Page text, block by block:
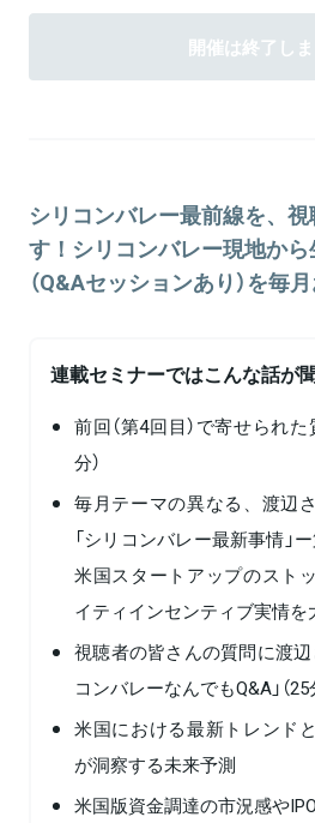
探索・関係づくりや、日米ベンチャー
京大学工学部学士、Stanford大学MBA
式会社にインターンとして約1年半在籍
2010年、株式会社ディー・エヌ・エー
関連情報をみる
開催は終了し
シリコンバレー最前線を、
す！シリコンバレー現地か
（Q&Aセッションあり）を毎
連載セミナーではこんな話が
前回（第4回目）で寄せられ
分）
毎月テーマの異なる、渡辺
「シリコンバレー最新事情」
米国スタートアップのスト
イティインセンティブ実情を
視聴者の皆さんの質問に渡辺
コンバレーなんでもQ&A」（25
米国における最新トレンド
が洞察する未来予測
米国版資金調達の市況感や